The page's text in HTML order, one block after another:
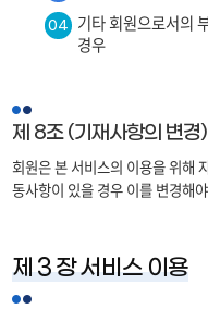
04
기타 회원으로서의
경우
제 8조 (기재사항의 변경)
회원은 본 서비스의 이용을 위해
동사항이 있을 경우 이를 변경해
제 3 장 서비스 이용